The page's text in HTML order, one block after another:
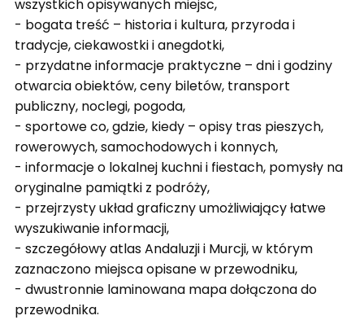
wszystkich opisywanych miejsc,
- bogata treść – historia i kultura, przyroda i
tradycje, ciekawostki i anegdotki,
- przydatne informacje praktyczne – dni i godziny
otwarcia obiektów, ceny biletów, transport
publiczny, noclegi, pogoda,
- sportowe co, gdzie, kiedy – opisy tras pieszych,
rowerowych, samochodowych i konnych,
- informacje o lokalnej kuchni i fiestach, pomysły na
oryginalne pamiątki z podróży,
- przejrzysty układ graficzny umożliwiający łatwe
wyszukiwanie informacji,
- szczegółowy atlas Andaluzji i Murcji, w którym
zaznaczono miejsca opisane w przewodniku,
- dwustronnie laminowana mapa dołączona do
przewodnika.